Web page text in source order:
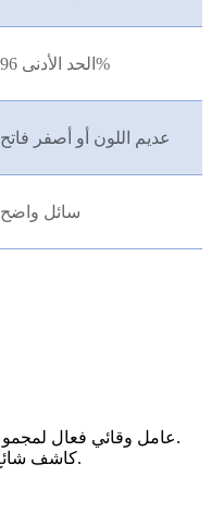
الحد الأدنى 96%
عديم اللون أو أصفر فاتح
سائل واضح
عامل وقائي فعال لمجموعات الهيدروكسيل والكربوكسيل.
كاشف شائع الاستخدام في التخليق العضوي.